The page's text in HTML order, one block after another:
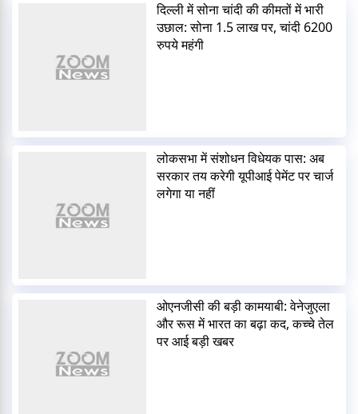
दिल्ली में सोना चांदी की कीमतों में भारी
उछाल: सोना 1.5 लाख पर, चांदी 6200
रुपये महंगी
लोकसभा में संशोधन विधेयक पास: अब
सरकार तय करेगी यूपीआई पेमेंट पर चार्ज
लगेगा या नहीं
ओएनजीसी की बड़ी कामयाबी: वेनेजुएला
और रूस में भारत का बढ़ा कद, कच्चे तेल
पर आई बड़ी खबर